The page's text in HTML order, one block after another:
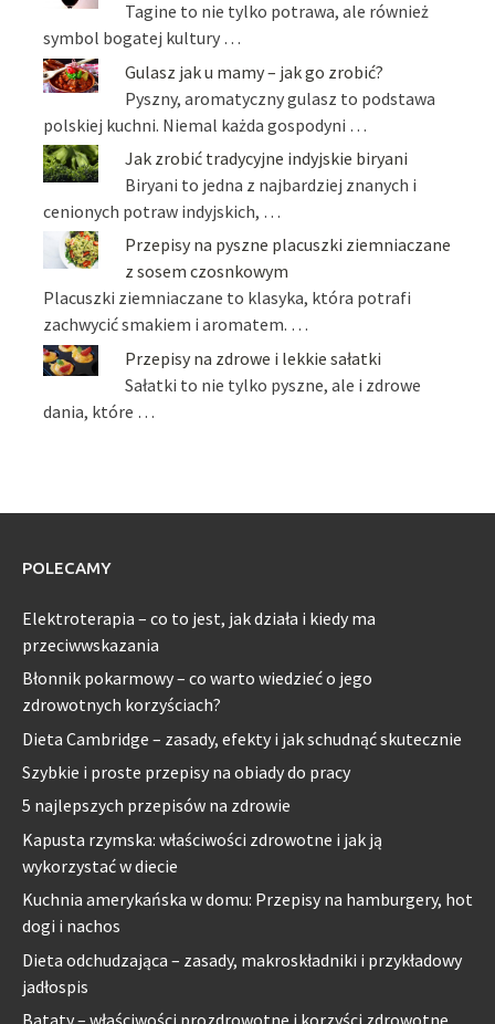
Tagine to nie tylko potrawa, ale również
symbol bogatej kultury …
Gulasz jak u mamy – jak go zrobić?
Pyszny, aromatyczny gulasz to podstawa
polskiej kuchni. Niemal każda gospodyni …
Jak zrobić tradycyjne indyjskie biryani
Biryani to jedna z najbardziej znanych i
cenionych potraw indyjskich, …
Przepisy na pyszne placuszki ziemniaczane
z sosem czosnkowym
Placuszki ziemniaczane to klasyka, która potrafi
zachwycić smakiem i aromatem. …
Przepisy na zdrowe i lekkie sałatki
Sałatki to nie tylko pyszne, ale i zdrowe
dania, które …
POLECAMY
Elektroterapia – co to jest, jak działa i kiedy ma
przeciwwskazania
Błonnik pokarmowy – co warto wiedzieć o jego
zdrowotnych korzyściach?
Dieta Cambridge – zasady, efekty i jak schudnąć skutecznie
Szybkie i proste przepisy na obiady do pracy
5 najlepszych przepisów na zdrowie
Kapusta rzymska: właściwości zdrowotne i jak ją
wykorzystać w diecie
Kuchnia amerykańska w domu: Przepisy na hamburgery, hot
dogi i nachos
Dieta odchudzająca – zasady, makroskładniki i przykładowy
jadłospis
Bataty – właściwości prozdrowotne i korzyści zdrowotne